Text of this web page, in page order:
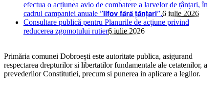
efectua o acțiunea avio de combatere a larvelor de țânțari, în
cadrul campaniei anuale ”𝗜𝗹𝗳𝗼𝘃 𝗳𝗮̆𝗿𝗮̆ 𝘁̦𝗮̂𝗻𝘁̦𝗮𝗿𝗶”.6 iulie 2026
Consultare publică pentru Planurile de acțiune privind
reducerea zgomotului rutier6 iulie 2026
Primăria comunei Dobroești este autoritate publica, asigurand
respectarea drepturilor si libertatilor fundamentale ale cetatenilor, a
prevederilor Constitutiei, precum si punerea in aplicare a legilor.